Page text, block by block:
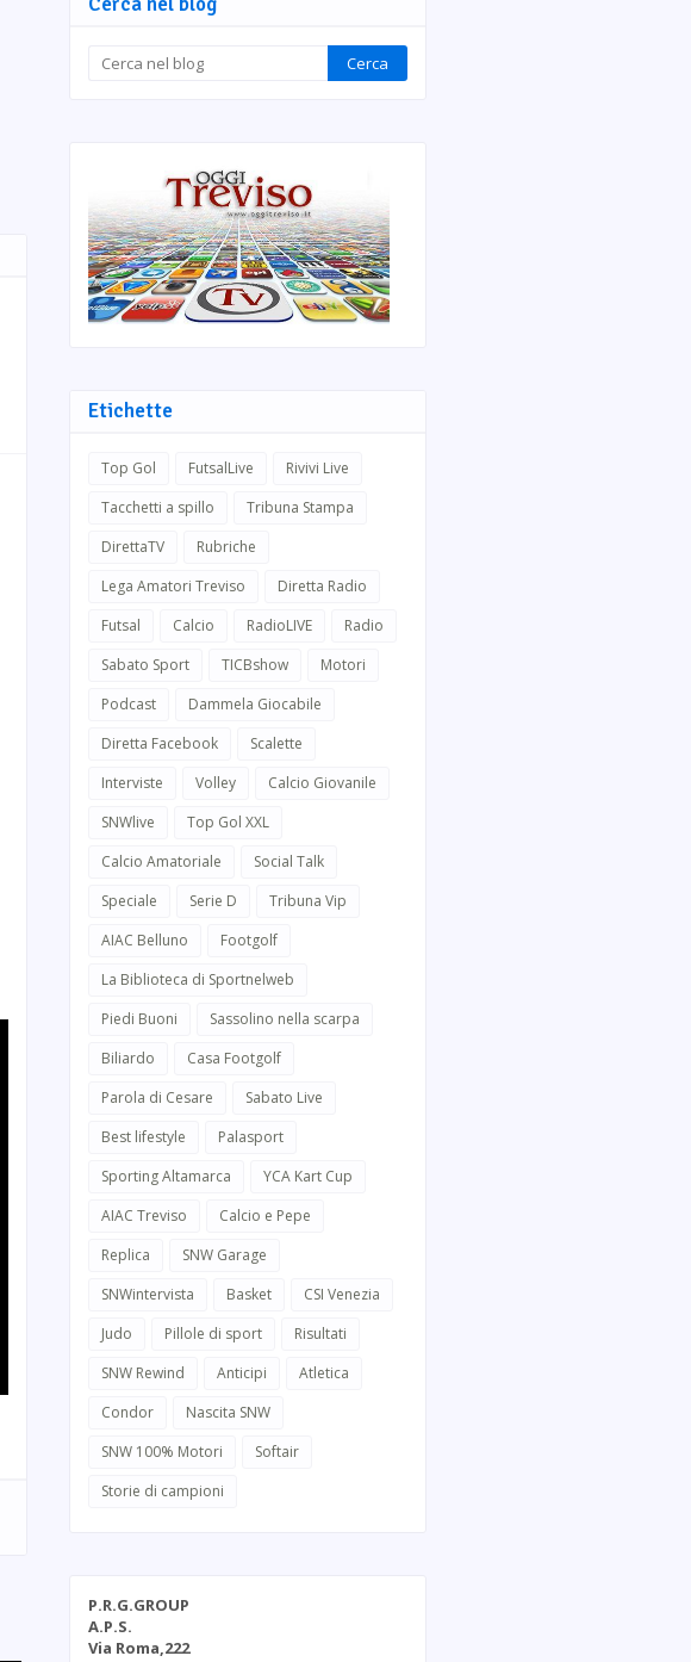
Etichette
Top Gol FutsalLive
Rivivi Live
Tacchetti a spillo
Tribuna Stampa
DirettaTV
Rubriche
Lega Amatori Treviso
Diretta Radio
Futsal
Calcio RadioLIVE
Radio
Sabato Sport
TICBshow
Motori
Podcast
Dammela Giocabile
Diretta Facebook
Scalette
Interviste
Volley
Calcio Giovanile
SNWlive
Top Gol XXL
Calcio Amatoriale
Social Talk
Speciale
Serie D
Tribuna Vip
AIAC Belluno
Footgolf
La Biblioteca di Sportnelweb
Piedi Buoni
Sassolino nella scarpa
Biliardo
Casa Footgolf
Parola di Cesare
Sabato Live
Best lifestyle
Palasport
Sporting Altamarca
YCA Kart Cup
AIAC Treviso
Calcio e Pepe
Replica
SNW Garage
SNWintervista
Basket
CSI Venezia
Judo
Pillole di sport
Risultati
SNW Rewind
Anticipi
Atletica
Condor
Nascita SNW
SNW 100% Motori
Softair
Storie di campioni
P.R.G.GROUP
A.P.S.
Via Roma,222